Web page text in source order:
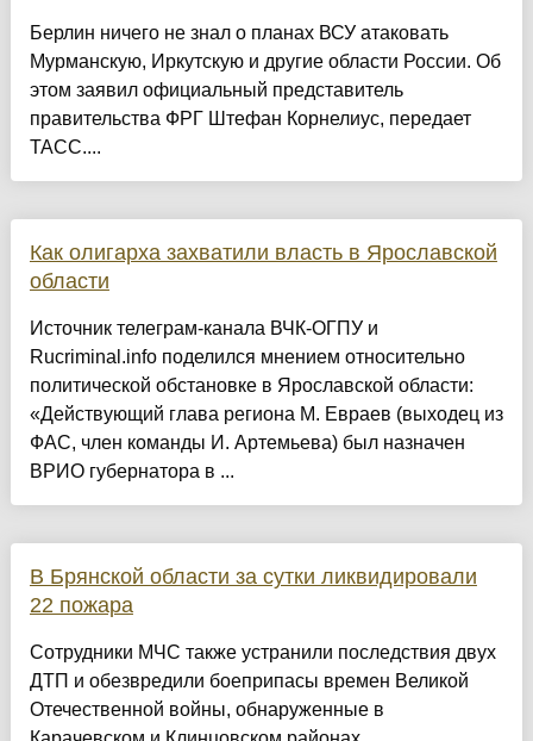
Берлин ничего не знал о планах ВСУ атаковать
Мурманскую, Иркутскую и другие области России. Об
этом заявил официальный представитель
правительства ФРГ Штефан Корнелиус, передает
ТАСС....
Как олигарха захватили власть в Ярославской
области
Источник телеграм-канала ВЧК-ОГПУ и
Rucriminal.info поделился мнением относительно
политической обстановке в Ярославской области:
«Действующий глава региона М. Евраев (выходец из
ФАС, член команды И. Артемьева) был назначен
ВРИО губернатора в ...
В Брянской области за сутки ликвидировали
22 пожара
Сотрудники МЧС также устранили последствия двух
ДТП и обезвредили боеприпасы времен Великой
Отечественной войны, обнаруженные в